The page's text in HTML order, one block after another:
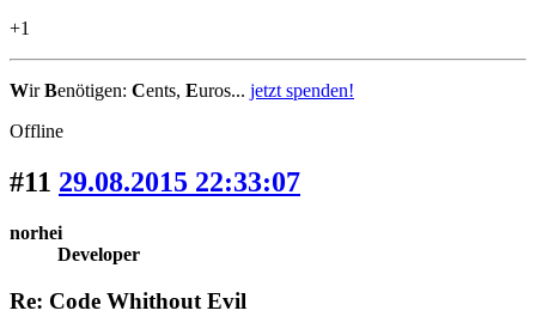
+1
WirBenötigen: Cents, Euros... jetzt spenden!
Offline
#11 29.08.2015 22:33:07
norhei
Developer
Re: Code Whithout Evil